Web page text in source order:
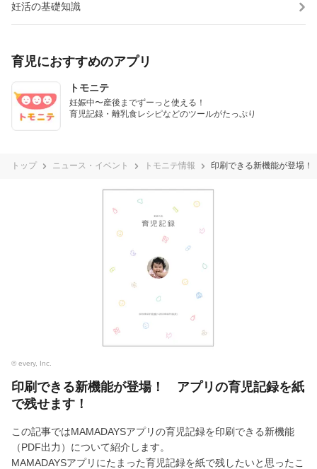
妊活の基礎知識
育児におすすめのアプリ
トモニテ
妊娠中〜産後までずーっと使える！
育児記録・離乳食レシピなどのツールがたっぷり
トップ ニュース・イベント トモニテ情報 印刷できる新機能が登場
© every, Inc.
印刷できる新機能が登場！ アプリの育児記録を紙
で残せます！
この記事ではMAMADAYSアプリの育児記録を印刷できる新機能
（PDF出力）について紹介します。
MAMADAYSアプリにたまった育児記録を紙で残したいと思ったこ